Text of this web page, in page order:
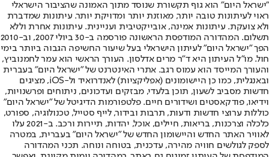
"ישראל היום" הוא גוף תקשורת שנוסד מתוך האמונה שהציבור הישראלי
ראוי לעיתונות טובה יותר, מאוזנת יותר ומדויקת יותר. עיתונות שמדברת
ולא צועקת. עיתונות אמינה, אובייקטיבית ועניינית. עיתונות אחרת וללא
תשלום. המהדורה המודפסת הראשונה פורסמה ב-30 ביולי 2007, וב-2010
הפך "ישראל היום" לעיתון הישראלי בעל שיעור החשיפה הגבוה ביותר בימי
חול. מו"ל העיתון היא ד"ר מרים אדלסון. העורך הראשי הוא עמר לחמנוביץ,
והעורך המייסד הוא עמוס רגב. אתרי האינטרנט של "ישראל היום" בעברית
ובאנגלית, כמו כן היישומונים (אפליקציות) לאנדרואיד ול-iOS, מציגים
חדשות מסביב לשעון, תוכן בלעדי, מבזקים ועדכונים, ניתוחים ופרשנויות,
וידיאו, פודקאסטים ושידורים חיים. פלטפורמות הדיגיטל של "ישראל היום"
כוללות ערוצי חדשות ודעות, תרבות ובידור, לייף סטייל, טכנולוגיה, ספורט,
כלכלה וצרכנות, בריאות, חיילים, אוכל, יהדות, תיירות ורכב. ב-2021 עלו
לאוויר האתר החדש והיישומון החדש של "ישראל היום" בעברית, במטרה
לספק לגולשים חוויה מהירה, עדכנית, בטוחה ונוחה. תכני המהדורה